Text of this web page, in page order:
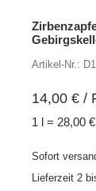
Artikel-Nr.:
14,00 € /
1 l = 28,00 €
Sofort
Lieferzeit 2